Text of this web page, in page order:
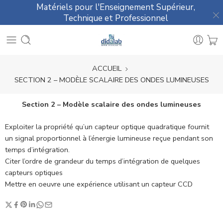
Matériels pour l'Enseignement Supérieur,
Technique et Professionnel
ACCUEIL
SECTION 2 – MODÈLE SCALAIRE DES ONDES LUMINEUSES
Section 2 – Modèle scalaire des ondes lumineuses
Exploiter la propriété qu’un capteur optique quadratique fournit
un signal proportionnel à l’énergie lumineuse reçue pendant son
temps d’intégration.
Citer l’ordre de grandeur du temps d’intégration de quelques
capteurs optiques
Mettre en oeuvre une expérience utilisant un capteur CCD